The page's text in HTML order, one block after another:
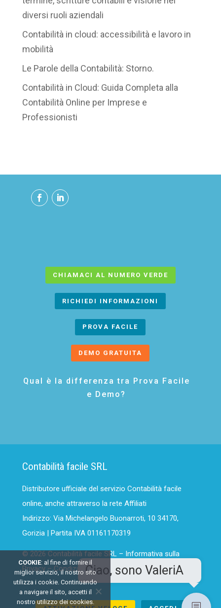
diversi ruoli aziendali
Contabilità in cloud: accessibilità e lavoro in
mobilità
Le Parole della Contabilità: Storno.
Contabilità in Cloud: Guida Completa alla
Contabilità Online per Imprese e
Professionisti
CHIAMACI AL NUMERO VERDE
RICHIEDI INFORMAZIONI
PROVA FACILE
DEMO GRATUITA
Qual è la differenza tra Prova Facile
e Demo?
Contabilità facile SRL
Distributore ufficiale del servizio Contabilità facile
online, anche attraverso la rete Affiliati
Indirizzo: Via Michelangelo Buonarroti, 10 34170,
Gorizia | Partita IVA 01161170319
© 2026 Contabilità facile SRL – Informativa sulla
Privacy–Condizioni generali del Servizio
COOKIE: al fine di fornire il
miglior servizio, il nostro sito
utilizza i cookie. Continuando
a navigare il sito, accetti il
nostro utilizzo dei cookies.